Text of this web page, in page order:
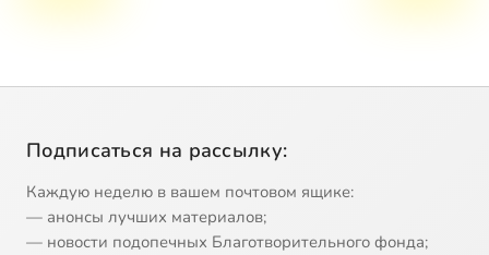
Подписаться на рассылку:
Каждую неделю в вашем почтовом ящике:
— анонсы лучших материалов;
— новости подопечных Благотворительного фонда;